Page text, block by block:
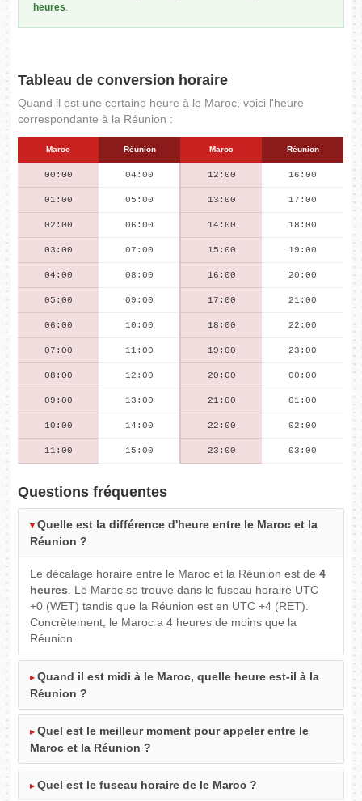
heures.
Tableau de conversion horaire
Quand il est une certaine heure à le Maroc, voici l'heure
correspondante à la Réunion :
Maroc Réunion Maroc Réunion
00:00 04:00 12:00 16:00
01:00 05:00 13:00 17:00
02:00 06:00 14:00 18:00
03:00 07:00 15:00 19:00
04:00 08:00 16:00 20:00
05:00 09:00 17:00 21:00
06:00 10:00 18:00 22:00
07:00 11:00 19:00 23:00
08:00 12:00 20:00 00:00
09:00 13:00 21:00 01:00
10:00 14:00 22:00 02:00
11:00 15:00 23:00 03:00
Questions fréquentes
Quelle est la différence d'heure entre le Maroc et la
Réunion ?
Le décalage horaire entre le Maroc et la Réunion est de4
heures. Le Maroc se trouve dans le fuseau horaire UTC
+0 (WET) tandis que la Réunion est en UTC +4 (RET).
Concrètement, le Maroc a 4 heures de moins que la
Réunion.
Quand il est midi à le Maroc, quelle heure est-il à la
Réunion ?
Quel est le meilleur moment pour appeler entre le
Maroc et la Réunion ?
Quel est le fuseau horaire de le Maroc ?